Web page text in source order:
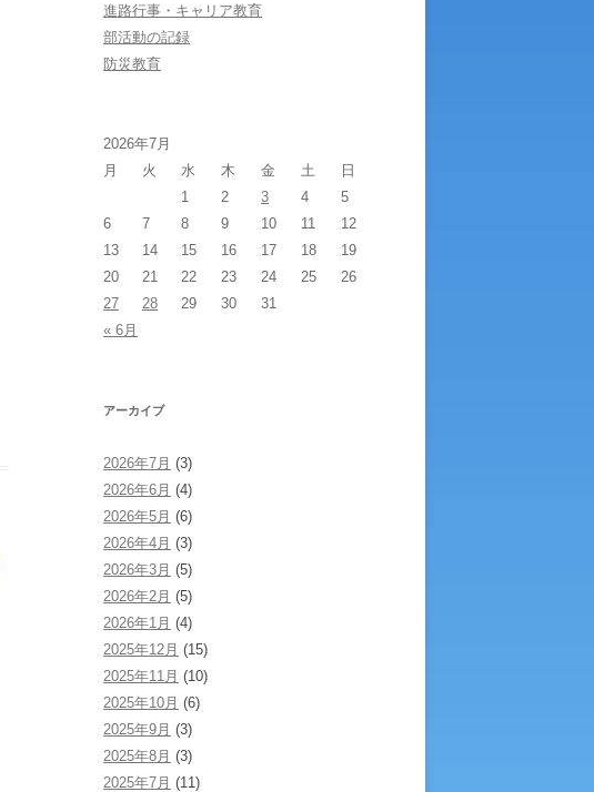
進路行事・キャリア教育
部活動の記録
防災教育
2026年7月
月
火 水 木 金 土
日
1
2 3 4
5
6
7 8 9 10 11
12
13
14 15 16 17 18
19
20
21 22 23 24 25
26
27
28 29 30
31
« 6月
アーカイブ
2026年7月 (3)
2026年6月 (4)
2026年5月 (6)
2026年4月 (3)
2026年3月 (5)
2026年2月 (5)
2026年1月 (4)
2025年12月 (15)
2025年11月 (10)
2025年10月 (6)
2025年9月 (3)
2025年8月 (3)
2025年7月 (11)